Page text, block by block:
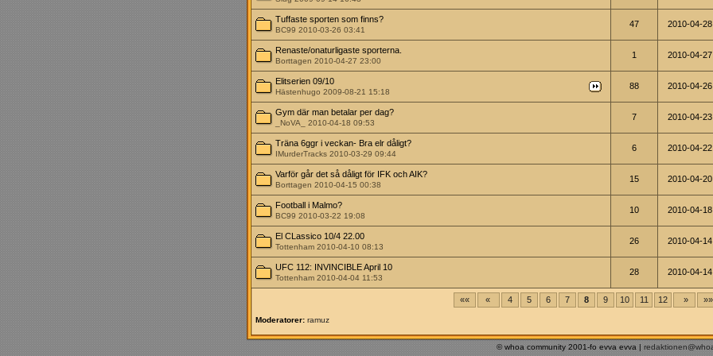
Tuffaste sporten som finns?
BC99 2010-03-26 03:41
47 2010-04-28
Renaste/onaturligaste sporterna.
Borttagen 2010-04-27 23:00
1 2010-04-27
Elitserien 09/10
Hästenhugo 2009-08-21 15:18
88 2010-04-26
Gym där man betalar per dag?
_NoVA_ 2010-04-18 09:53
7 2010-04-23
Träna 6ggr i veckan- Bra elr dåligt?
IMurderTracks 2010-03-29 09:44
6 2010-04-22
Varför går det så dåligt för IFK och AIK?
Borttagen 2010-04-15 00:38
15 2010-04-20
Football i Malmo?
BC99 2010-03-22 19:08
10 2010-04-18
El CLassico 10/4 22.00
Tottenham 2010-04-10 08:13
26 2010-04-14
UFC 112: INVINCIBLE April 10
Tottenham 2010-04-04 11:53
28 2010-04-14
«« « 4 5 6 7 8 9 10 11 12 » »»
Moderatorer: ramuz
© whoa community 2001-fo evva evva |